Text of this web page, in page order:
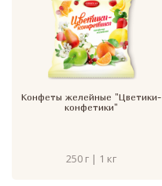
Конфеты желейные "Цветики-
конфетики"
250 г | 1 кг